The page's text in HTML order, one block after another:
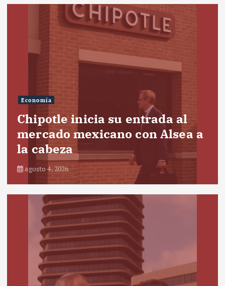
Economía
Chipotle inicia su entrada al
mercado mexicano con Alsea a
la cabeza
agosto 4, 2026